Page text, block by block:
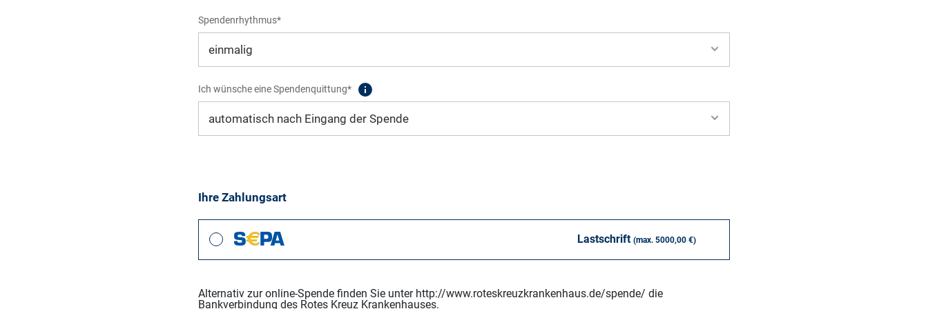
Spendenrhythmus*
Ich wünsche eine Spendenquittung*
Ihre Zahlungsart
Lastschrift(max. 5000,00 €)
Alternativ zur online-Spende finden Sie unter http://www.roteskreuzkrankenhaus.de/spende/ die
Bankverbindung des Rotes Kreuz Krankenhauses.